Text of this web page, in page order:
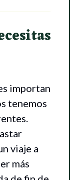
importan
tenemos
viaje a
más